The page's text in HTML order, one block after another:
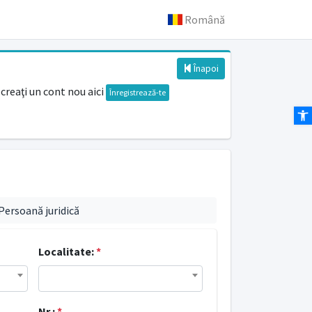
Română
Înapoi
un cont nou aici Înregistrează-te
juridică
Localitate:*